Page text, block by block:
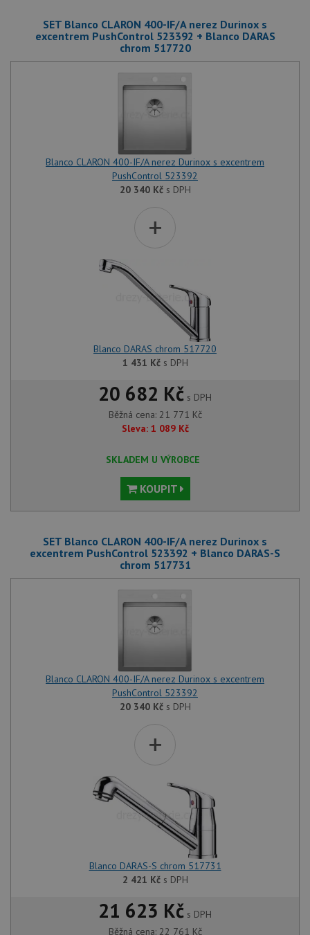
SET Blanco CLARON 400-IF/A nerez Durinox s
excentrem PushControl 523392 + Blanco DARAS
chrom 517720
Blanco CLARON 400-IF/A nerez Durinox s excentrem
PushControl 523392
20 340 Kčs DPH
+
Blanco DARAS chrom 517720
1 431 Kčs DPH
20 682 Kč s DPH
Běžná cena: 21 771 Kč
Sleva: 1 089 Kč
SKLADEM U VÝROBCE
KOUPIT
SET Blanco CLARON 400-IF/A nerez Durinox s
excentrem PushControl 523392 + Blanco DARAS-S
chrom 517731
Blanco CLARON 400-IF/A nerez Durinox s excentrem
PushControl 523392
20 340 Kčs DPH
+
Blanco DARAS-S chrom 517731
2 421 Kčs DPH
21 623 Kč s DPH
Běžná cena: 22 761 Kč